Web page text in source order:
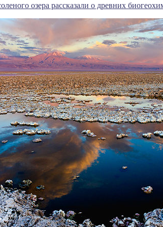
озера рассказали о древних